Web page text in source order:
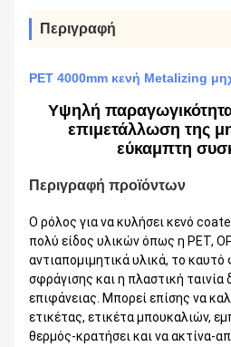
Περιγραφή
PET 4000mm κενή Metalizing
Υψηλή
επιμετάλλωση της
εύκαμπτη
Περιγραφή προϊόντων
Ο ρόλος για να κυλήσει κενό
πολύ είδος υλικών όπως η PET,
αντιαπομιμητικά υλικά, το καυτό
σφράγισης και η πλαστική ταινία
επιφάνειας. Μπορεί επίσης να
ετικέτας, ετικέτα μπουκαλιών,
θερμός-κρατήσει και να ακτίνα-